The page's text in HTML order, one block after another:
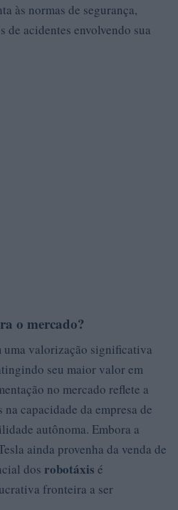
às normas de segurança,
de acidentes envolvendo sua
o mercado?
uma valorização significativa
seu maior valor em
no mercado reflete a
capacidade da empresa de
autônoma. Embora a
ainda provenha da venda de
dos robotáxis é
fronteira a ser